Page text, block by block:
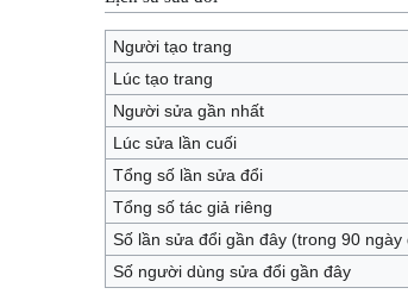
Người tạo trang
Lúc tạo trang
Người sửa gần nhất
Lúc sửa lần cuối
Tổng số lần sửa đổi
Tổng số tác giả riêng
Số lần sửa đổi gần đây (trong 90 ngày
Số người dùng sửa đổi gần đây